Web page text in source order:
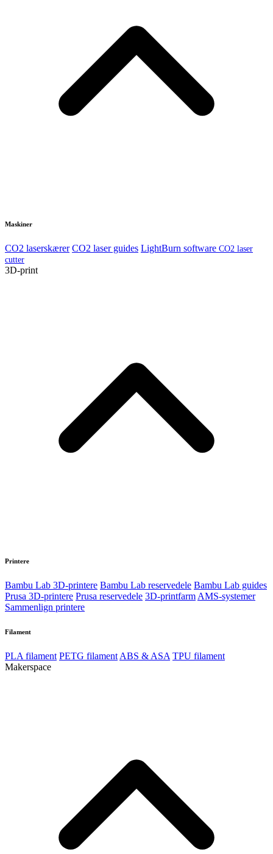
Maskiner
CO2 laserskærer CO2 laser guides LightBurn software CO2 laser
cutter
3D-print
Printere
Bambu Lab 3D-printere Bambu Lab reservedele Bambu Lab guides
Prusa 3D-printere Prusa reservedele 3D-printfarm AMS-systemer
Sammenlign printere
Filament
PLA filament PETG filament ABS & ASA TPU filament
Makerspace